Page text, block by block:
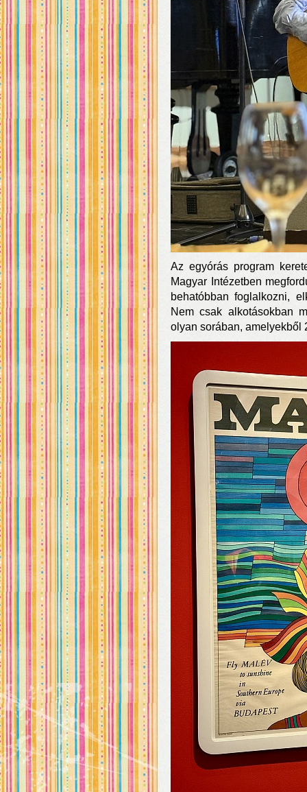
Az egyórás program
Magyar Intézetben
behatóbban foglalkozni,
Nem csak alkotásokban
olyan sorában, amelyekből